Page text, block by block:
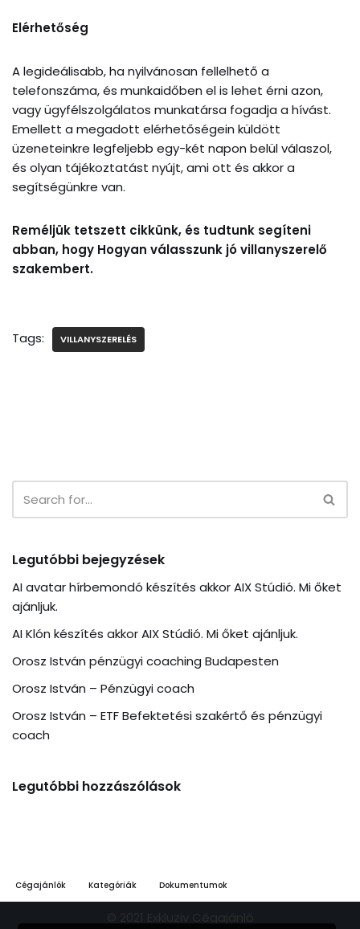
Elérhetőség
A legideálisabb, ha nyilvánosan fellelhető a
telefonszáma, és munkaidőben el is lehet érni azon,
vagy ügyfélszolgálatos munkatársa fogadja a hívást.
Emellett a megadott elérhetőségein küldött
üzeneteinkre legfeljebb egy-két napon belül válaszol,
és olyan tájékoztatást nyújt, ami ott és akkor a
segítségünkre van.
Reméljük tetszett cikkünk, és tudtunk segíteni
abban, hogy Hogyan válasszunk jó villanyszerelő
szakembert.
Tags: VILLANYSZERELÉS
Legutóbbi bejegyzések
AI avatar hírbemondó készítés akkor AIX Stúdió. Mi őket
ajánljuk.
AI Klón készítés akkor AIX Stúdió. Mi őket ajánljuk.
Orosz István pénzügyi coaching Budapesten
Orosz István – Pénzügyi coach
Orosz István – ETF Befektetési szakértő és pénzügyi
coach
Legutóbbi hozzászólások
Cégajánlók Kategóriák Dokumentumok
© 2021 Exkluziv Cégajánló